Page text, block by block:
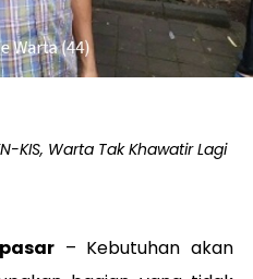
KIS, Warta Tak Khawatir Lagi
– Kebutuhan akan